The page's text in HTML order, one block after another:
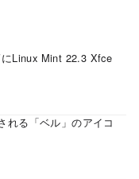
Linux Mint 22.3 Xfce
れる「ベル」のアイコ